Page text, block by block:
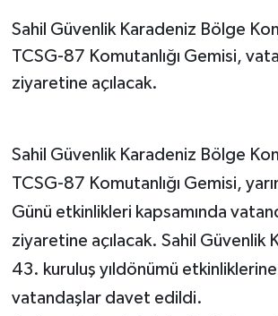
Sahil Güvenlik Karadeniz Bölge
TCSG-87 Komutanlığı Gemisi,
ziyaretine açılacak.
Sahil Güvenlik Karadeniz Bölge
TCSG-87 Komutanlığı Gemisi,
Günü etkinlikleri kapsamında
ziyaretine açılacak. Sahil Güvenlik
43. kuruluş yıldönümü
vatandaşlar davet edildi.